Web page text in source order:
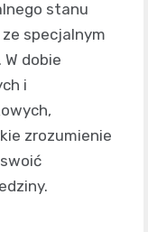
stanu
specjalnym
dobie
i
zrozumienie